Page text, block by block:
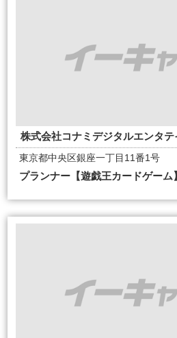
株式会社コナミデジタルエンタテ
東京都中央区銀座一丁目11番1号
プランナー【遊戯王カードゲーム】